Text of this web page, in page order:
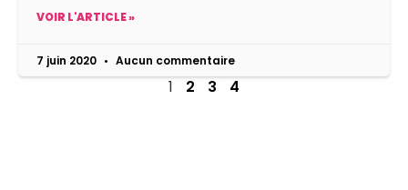
VOIR L'ARTICLE »
7 juin 2020 Aucun commentaire
1 2 3 4